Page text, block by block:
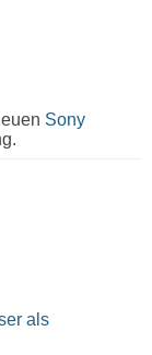
Sony
als